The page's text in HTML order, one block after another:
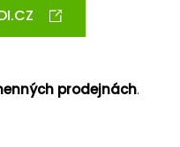
prodejnách.